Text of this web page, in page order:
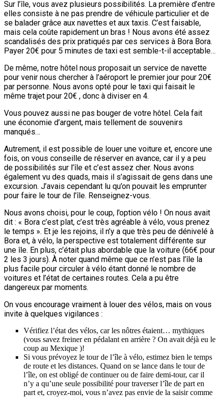
Sur l’île, vous avez plusieurs possibilités. La première d’entre
elles consiste à ne pas prendre de véhicule particulier et de
se balader grâce aux navettes et aux taxis. C’est faisable,
mais cela coûte rapidement un bras ! Nous avons été assez
scandalisés des prix pratiqués par ces services à Bora Bora.
Payer 20€ pour 5 minutes de taxi est semble-t-il acceptable…
De même, notre hôtel nous proposait un service de navette
pour venir nous chercher à l’aéroport le premier jour pour 20€
par personne. Nous avons opté pour le taxi qui faisait le
même trajet pour 20€ , donc à diviser en 4.
Vous pouvez aussi ne pas bouger de votre hôtel. Cela fait
une économie d’argent, mais tellement de souvenirs
manqués…
Autrement, il est possible de louer une voiture et, encore une
fois, on vous conseille de réserver en avance, car il y a peu
de possibilités sur l’île et c’est assez cher. Nous avons
également vu des quads, mais il s’agissait de gens dans une
excursion. J’avais cependant lu qu’on pouvait les emprunter
pour faire le tour de l’île. Renseignez-vous.
Nous avons choisi, pour le coup, l’option vélo ! On nous avait
dit : « Bora c’est plat, c’est très agréable à vélo, vous prenez
le temps ». Et je les rejoins, il n’y a que très peu de dénivelé à
Bora et, à vélo, la perspective est totalement différente sur
une île. En plus, c’était plus abordable que la voiture (66€ pour
2 les 3 jours). À noter quand même que ce n’est pas l’île la
plus facile pour circuler à vélo étant donné le nombre de
voitures et l’état de certaines routes. Cela a pu être
dangereux par moments.
On vous encourage vraiment à louer des vélos, mais on vous
invite à quelques vigilances :
Vérifiez l’état des vélos, car les nôtres étaient… mythiques
(vous savez freiner en pédalant en arrière ? On avait déjà eu le
coup au Mexique )!
Si vous prévoyez le tour de l’île à vélo, estimez bien le temps
de route et les distances. Quand on se lance dans le tour de
l’île, on est obligé de continuer ou de faire demi-tour, car il
n’y a qu’une seule possibilité pour traverser l’île de part en
part et, croyez-moi, vous n’avez pas envie de la saisir comme